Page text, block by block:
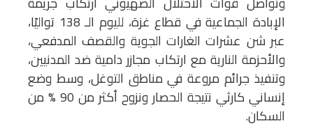
الإبادة الجماعية في قطاع غزة، لليوم الـ 138 تواليًا،
عبر شن عشرات الغارات الجوية والقصف المدفعي،
والأحزمة النارية مع ارتكاب مجازر دامية ضد المدنيين،
وتنفيذ جرائم مروعة في مناطق التوغل، وسط وضع
إنساني كارثي نتيجة الحصار ونزوح أكثر من 90 % من
السكان.